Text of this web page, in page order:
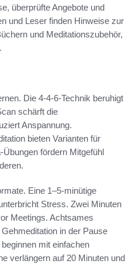
überprüfte Angebote und
und Leser finden Hinweise zur
und Meditationszubehör,
Die 4-4-6-Technik beruhigt
schärft die
Anspannung.
bieten Varianten für
fördern Mitgefühl
Eine 1–5-minütige
Stress. Zwei Minuten
Meetings. Achtsames
in der Pause
mit einfachen
verlängern auf 20 Minuten und